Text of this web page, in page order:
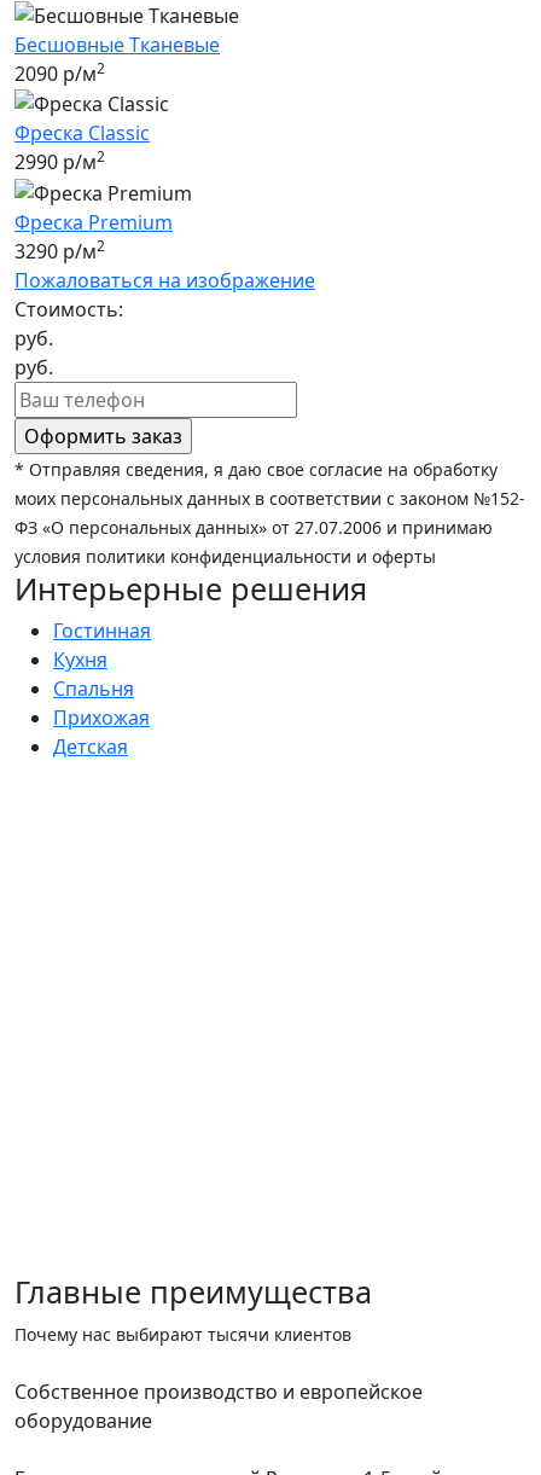
Бесшовные Tканевые
2090 р/м2
Фреска Classic
2990 р/м2
Фреска Premium
3290 р/м2
Пожаловаться на изображение
Стоимость:
руб.
руб.
* Отправляя сведения, я даю свое согласие на обработку
моих персональных данных в соответствии с законом №152-
ФЗ «О персональных данных» от 27.07.2006 и принимаю
условия политики конфиденциальности и оферты
Интерьерные решения
Гостинная
Кухня
Спальня
Прихожая
Детская
Главные преимущества
Почему нас выбирают тысячи клиентов
Собственное производство и европейское
оборудование